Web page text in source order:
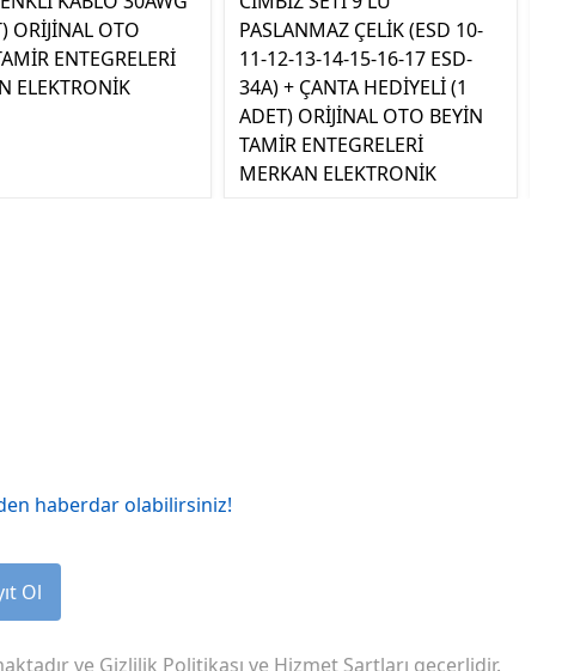
ORİJİNAL OTO
ENTEGRELERİ
ELEKTRONİK
PASLANMAZ ÇELİK (ESD 10-
11-12-13-14-15-16-17 ESD-
34A) + ÇANTA HEDİYELİ (1
ADET) ORİJİNAL OTO BEYİN
TAMİR ENTEGRELERİ
MERKAN ELEKTRONİK
haberdar olabilirsiniz!
Ol
ve Gizlilik Politikası ve Hizmet Şartları geçerlidir.